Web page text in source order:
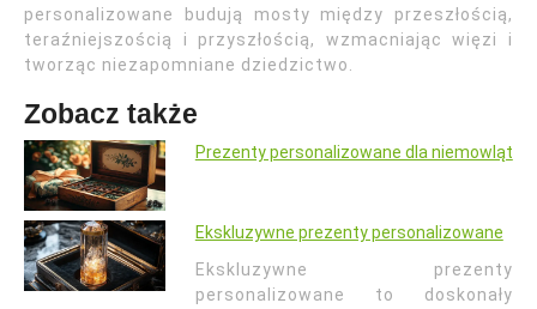
personalizowane budują mosty między przeszłością,
teraźniejszością i przyszłością, wzmacniając więzi i
tworząc niezapomniane dziedzictwo.
Zobacz także
Prezenty personalizowane dla niemowląt
Ekskluzywne prezenty personalizowane
Ekskluzywne prezenty
personalizowane to doskonały